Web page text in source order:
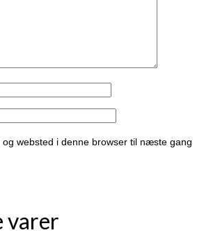
websted i denne browser til næste gang
varer